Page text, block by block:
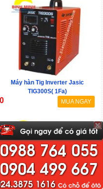
Máy hàn Tig Inverter Jasic
TIG300S( 1Fa)
0 MUA NGAY